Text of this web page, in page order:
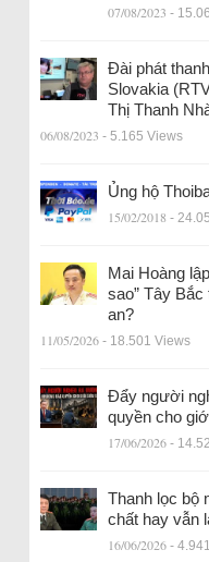
07/08/2023 -
Đài phát
Slovakia
Thị Thanh
06/08/2023 - 5.165 Views
Ủng hộ
15/02/2018 -
Mai Hoàng
sao” Tây
an?
11/05/2026 - 18.501 Views
Đẩy người
quyền cho
17/06/2026 -
Thanh lọc bộ
chất hay vẫn
16/06/2026 -